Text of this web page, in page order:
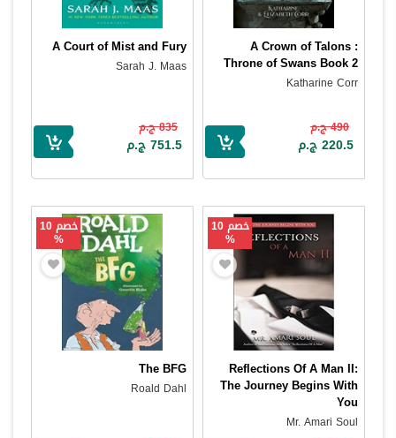
A Crown of Talons :
Throne of Swans Book 2
Katharine Corr
490 ج.م
220.5 ج.م
A Court of Mist and Fury
Sarah J. Maas
835 ج.م
751.5 ج.م
خصم 10
%
Reflections Of A Man II:
The Journey Begins With
You
Mr. Amari Soul
خصم 10
%
The BFG
Roald Dahl